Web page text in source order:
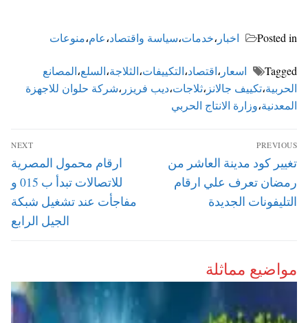
Posted in اخبار ،خدمات،سياسة واقتصاد،عام،منوعات
Tagged اسعار ،اقتصاد،التكييفات،الثلاجة،السلع،المصانع
الحربية،تكييف جالانز ،ثلاجات،ديب فريزر ،شركة حلوان للاجهزة
المعدنية،وزارة الانتاج الحربي
تصفّح
المقالات
PREVIOUS
Previous
post:
تغيير كود مدينة العاشر من
رمضان تعرف علي ارقام
التليفونات الجديدة
NEXT
Next
post:
ارقام محمول المصرية
للاتصالات تبدأ ب 015 و
مفاجأت عند تشغيل شبكة
الجيل الرابع
مواضيع مماثلة